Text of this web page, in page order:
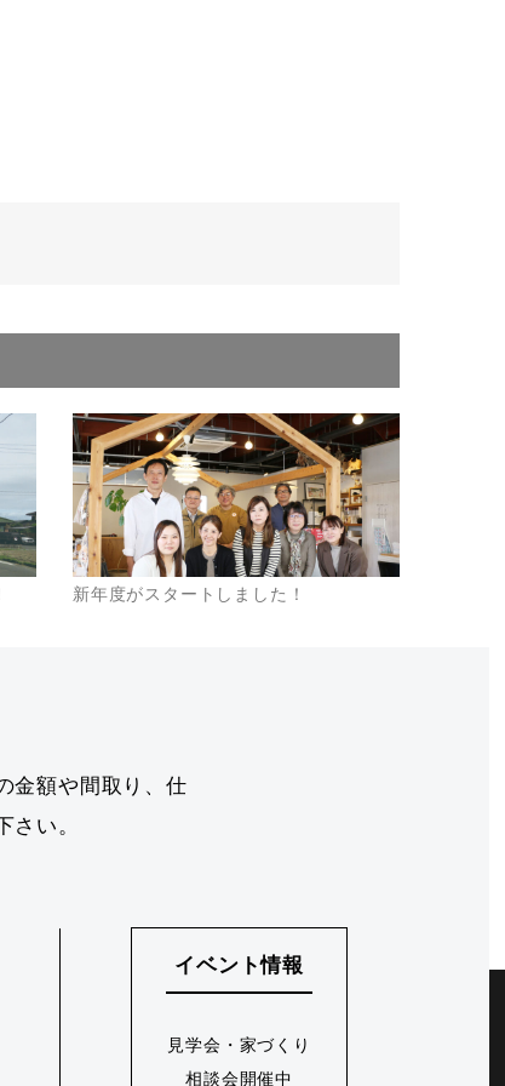
新年度がスタートしました！
金額や間取り、仕
さい。
イベント情報
見学会・家づくり
相談会開催中